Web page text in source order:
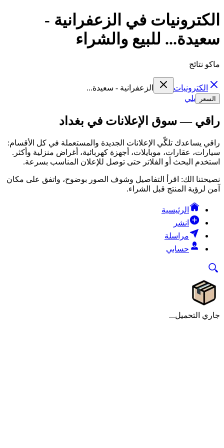
الكترونيات في الزعفرانية -
سعيدة... للبيع والشراء
ماكو نتائج
الكترونيات الزعفرانية - سعيدة...
السعر بلي
راقي — سوق الإعلانات في بغداد
راقي يساعدك تلگّي الإعلانات الجديدة والمستعملة في كل الأقسام:
سيارات، عقارات، موبايلات، أجهزة كهربائية، أغراض منزلية وأكثر.
استخدم البحث أو الفلاتر حتى توصل للإعلان المناسب بسرعة.
نصيحتنا الك: اقرأ التفاصيل وشوف الصور بوضوح، واتفق على مكان
آمن لرؤية المنتج قبل الشراء.
الرئيسية
انشر
مراسلة
حسابي
جاري التحميل...